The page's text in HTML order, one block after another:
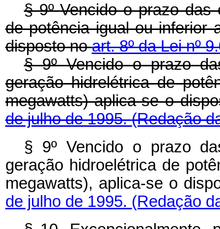
§ 9ºVencido o prazo das
de potência igual ou inferior
disposto noart. 8º da Lei nº
§ 9º Vencido o prazo
geração hidrelétrica de
megawatts) aplica-se o
de julho de 1995.(Redação
§ 9º Vencido o prazo
geração hidroelétrica de
megawatts), aplica-se o
de julho de 1995. (Redação